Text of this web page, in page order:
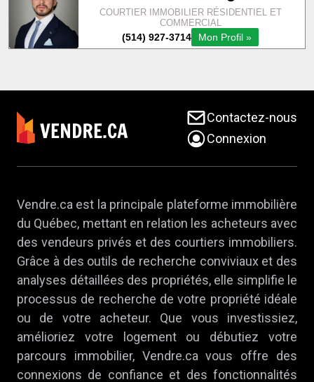
Contactez-nous
Connexion
Vendre.ca est la principale plateforme immobilière
du Québec, mettant en relation les acheteurs avec
des vendeurs privés et des courtiers immobiliers.
Grâce à des outils de recherche conviviaux et des
analyses détaillées des propriétés, elle simplifie le
processus de recherche de votre propriété idéale
ou de votre acheteur. Que vous investissiez,
amélioriez votre logement ou débutiez votre
parcours immobilier, Vendre.ca vous offre des
connexions de confiance et des fonctionnalités